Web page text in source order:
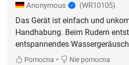
Anonymous (WR10105)
Das Gerät ist einfach und
Handhabung. Beim Rudern
entspannendes
Pomocna • Nie pomocna